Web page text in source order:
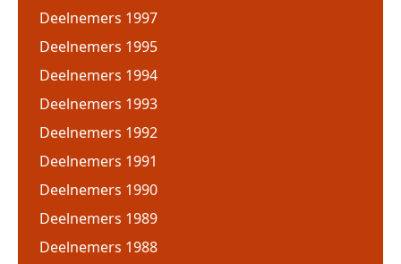
Deelnemers 1997
Deelnemers 1995
Deelnemers 1994
Deelnemers 1993
Deelnemers 1992
Deelnemers 1991
Deelnemers 1990
Deelnemers 1989
Deelnemers 1988